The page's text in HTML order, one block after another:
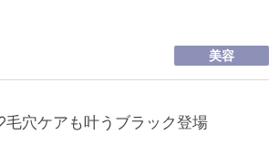
美容
穴ケアも叶うブラック登場